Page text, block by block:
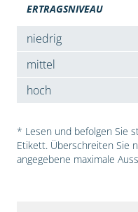
ERTRAGSNIVEAU
niedrig
mittel
hoch
* Lesen und befolgen Sie
Etikett. Überschreiten Sie
angegebene maximale